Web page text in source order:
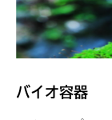
バイオ容器